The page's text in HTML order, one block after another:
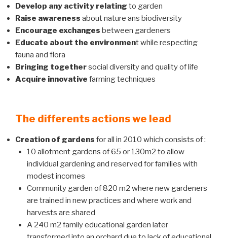
Develop any activity relating to garden
Raise awareness about nature ans biodiversity
Encourage exchanges between gardeners
Educate about the environment while respecting
fauna and flora
Bringing togethersocial diversity and quality of life
Acquire innovative farming techniques
The differents actions we lead
Creation of gardens for all in 2010 which consists of :
10 allotment gardens of 65 or 130m2 to allow
individual gardening and reserved for families with
modest incomes
Community garden of 820 m2 where new gardeners
are trained in new practices and where work and
harvests are shared
A 240 m2 family educational garden later